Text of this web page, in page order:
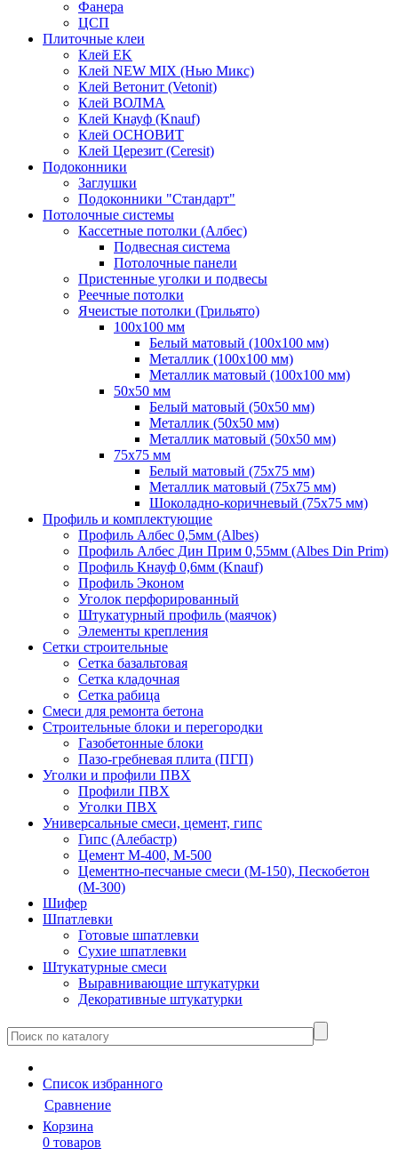
Фанера
ЦСП
Плиточные клеи
Клей EK
Клей NEW MIX (Нью Микс)
Клей Ветонит (Vetonit)
Клей ВОЛМА
Клей Кнауф (Knauf)
Клей ОСНОВИТ
Клей Церезит (Ceresit)
Подоконники
Заглушки
Подоконники "Стандарт"
Потолочные системы
Кассетные потолки (Албес)
Подвесная система
Потолочные панели
Пристенные уголки и подвесы
Реечные потолки
Ячеистые потолки (Грильято)
100х100 мм
Белый матовый (100х100 мм)
Металлик (100х100 мм)
Металлик матовый (100х100 мм)
50х50 мм
Белый матовый (50х50 мм)
Металлик (50х50 мм)
Металлик матовый (50х50 мм)
75х75 мм
Белый матовый (75х75 мм)
Металлик матовый (75х75 мм)
Шоколадно-коричневый (75х75 мм)
Профиль и комплектующие
Профиль Албес 0,5мм (Albes)
Профиль Албес Дин Прим 0,55мм (Albes Din Prim)
Профиль Кнауф 0,6мм (Knauf)
Профиль Эконом
Уголок перфорированный
Штукатурный профиль (маячок)
Элементы крепления
Сетки строительные
Сетка базальтовая
Сетка кладочная
Сетка рабица
Смеси для ремонта бетона
Строительные блоки и перегородки
Газобетонные блоки
Пазо-гребневая плита (ПГП)
Уголки и профили ПВХ
Профили ПВХ
Уголки ПВХ
Универсальные смеси, цемент, гипс
Гипс (Алебастр)
Цемент М-400, М-500
Цементно-песчаные смеси (М-150), Пескобетон
(М-300)
Шифер
Шпатлевки
Готовые шпатлевки
Сухие шпатлевки
Штукатурные смеси
Выравнивающие штукатурки
Декоративные штукатурки
Cписок избранного
Сравнение
Корзина
0 товаров